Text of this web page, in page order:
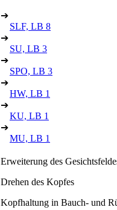
➔
SLF, LB 8
➔
SU, LB 3
➔
SPO, LB 3
➔
HW, LB 1
➔
KU, LB 1
➔
MU, LB 1
Erweiterung des
Drehen des Kopfes
Kopfhaltung in Bauch- und